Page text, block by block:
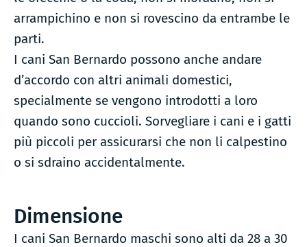
arrampichino e non si rovescino da entrambe le
parti.
I cani San Bernardo possono anche andare
d’accordo con altri animali domestici,
specialmente se vengono introdotti a loro
quando sono cuccioli. Sorvegliare i cani e i gatti
più piccoli per assicurarsi che non li calpestino
o si sdraino accidentalmente.
Dimensione
I cani San Bernardo maschi sono alti da 28 a 30